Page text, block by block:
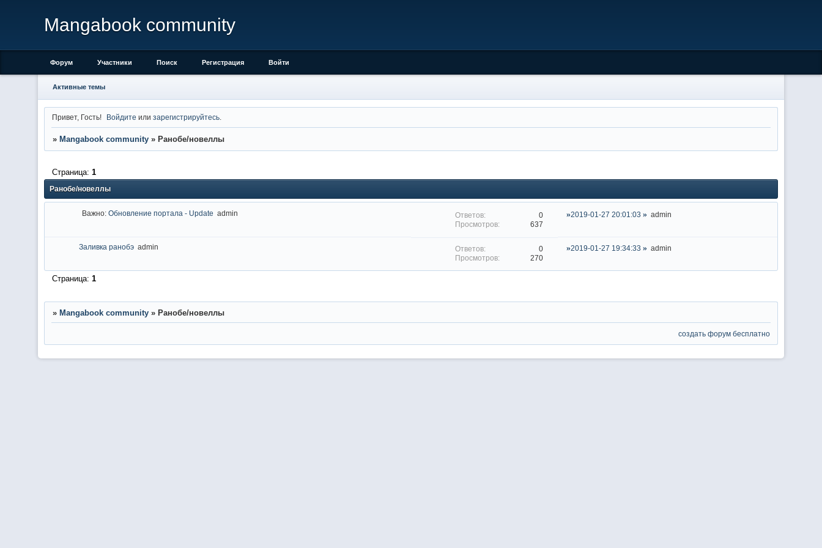
Mangabook community
Форум Участники Поиск Регистрация Войти
Активные темы
Привет, Гость! Войдите илизарегистрируйтесь
» Mangabook community » Ранобе/новеллы
Ранобе/новеллы
Страница: 1
Важно: Обновление портала - Update admin
0
637
2019-01-27 20:01:03 admin
Заливка ранобэ admin
0
270
2019-01-27 19:34:33 admin
Страница: 1
» Mangabook community » Ранобе/новеллы
создать форум бесплатно